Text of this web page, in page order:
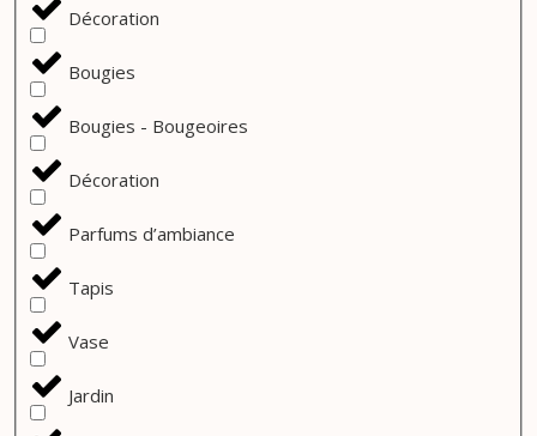
Décoration
Bougies
Bougies - Bougeoires
Décoration
Parfums d’ambiance
Tapis
Vase
Jardin